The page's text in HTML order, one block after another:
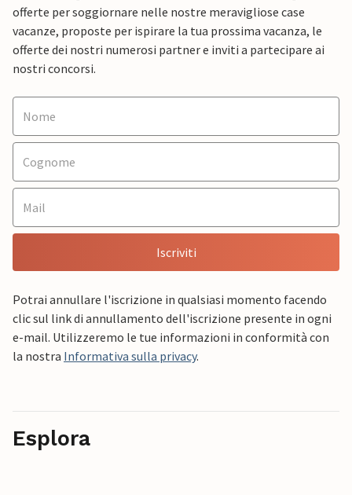
offerte per soggiornare nelle nostre meravigliose case
vacanze, proposte per ispirare la tua prossima vacanza, le
offerte dei nostri numerosi partner e inviti a partecipare ai
nostri concorsi.
Iscriviti
Potrai annullare l'iscrizione in qualsiasi momento facendo
clic sul link di annullamento dell'iscrizione presente in ogni
e-mail. Utilizzeremo le tue informazioni in conformità con
la nostra Informativa sulla privacy.
Esplora